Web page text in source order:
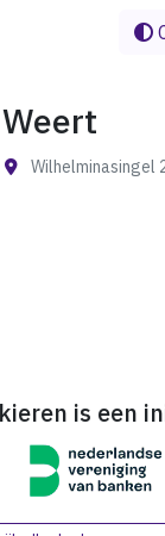
Wilhelminasingel
is een